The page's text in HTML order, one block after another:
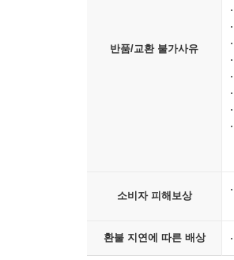
반품/교환 불가사유
소비자 피해보상
환불 지연에 따른 배상